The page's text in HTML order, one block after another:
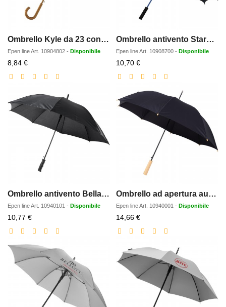
Ombrello Kyle da 23 con apertura automatica, manico e asta in legno
Epen lineArt. 10904802 - Disponibile
8,84 €Prezzo
scontato
Ombrello antivento Stark da 23 con apertura automatica
Epen lineArt. 10908700 - Disponibile
10,70 €Prezzo
scontato
Ombrello antivento Bella da 23 ad apertura automatica
Epen lineArt. 10940101 - Disponibile
10,77 €Prezzo
scontato
Ombrello ad apertura automatica Alina da 23 in PET riciclato
Epen lineArt. 10940001 - Disponibile
14,66 €Prezzo
scontato